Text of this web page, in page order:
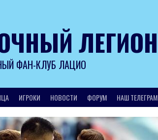
ЛЕГИОН
ФАН-КЛУБ ЛАЦИО
ИГРОКИ НОВОСТИ ФОРУМ НАШ ТЕЛЕГРАМ